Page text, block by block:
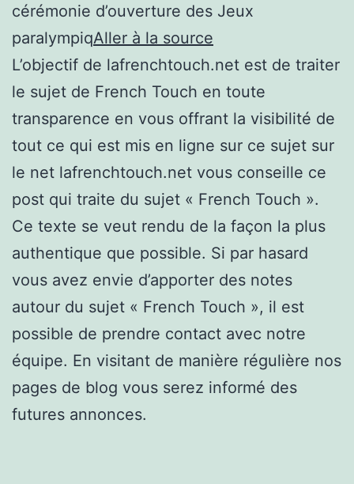
cérémonie d’ouverture des Jeux
paralympiqAller à la source
L’objectif de lafrenchtouch.net est de traiter
le sujet de French Touch en toute
transparence en vous offrant la visibilité de
tout ce qui est mis en ligne sur ce sujet sur
le net lafrenchtouch.net vous conseille ce
post qui traite du sujet « French Touch ».
Ce texte se veut rendu de la façon la plus
authentique que possible. Si par hasard
vous avez envie d’apporter des notes
autour du sujet « French Touch », il est
possible de prendre contact avec notre
équipe. En visitant de manière régulière nos
pages de blog vous serez informé des
futures annonces.